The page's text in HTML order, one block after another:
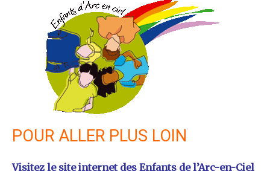
POUR ALLER PLUS LOIN
Visitez le site internet des Enfants de l’Arc-en-Ciel